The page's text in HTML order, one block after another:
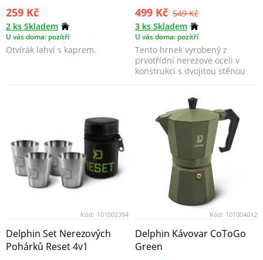
259 Kč
2 ks Skladem
U vás doma: pozítří
Otvírák lahví s kaprem.
499 Kč 549 Kč
3 ks Skladem
U vás doma: pozítří
Tento hrnek vyrobený z
prvotřídní nerezové oceli v
konstrukci s dvojitou stěnou
Kód: 101002394
Delphin Set Nerezových
Pohárků Reset 4v1
Kód: 101004012
Delphin Kávovar CoToGo
Green